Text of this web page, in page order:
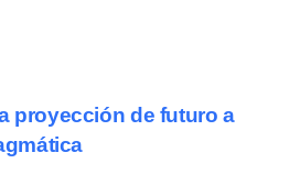
proyección de futuro a